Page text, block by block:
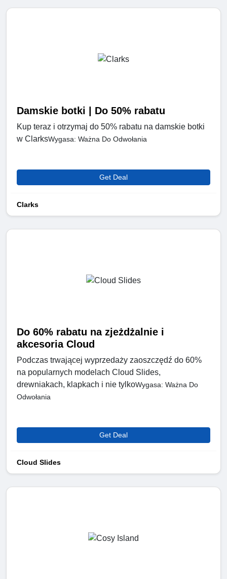
Damskie botki | Do 50% rabatu
Kup teraz i otrzymaj do 50% rabatu na damskie botki
w ClarksWygasa: Ważna Do Odwołania
Get Deal
Clarks
Do 60% rabatu na zjeżdżalnie i
akcesoria Cloud
Podczas trwającej wyprzedaży zaoszczędź do 60%
na popularnych modelach Cloud Slides,
drewniakach, klapkach i nie tylkoWygasa: Ważna Do
Odwołania
Get Deal
Cloud Slides